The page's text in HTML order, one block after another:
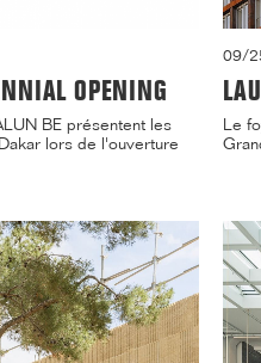
OPENING
BE présentent les
lors de l'ouverture
09/
Le